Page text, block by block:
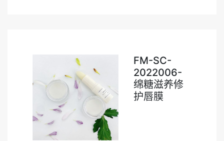
FM-SC-
2022006-
绵糖滋养修
护唇膜